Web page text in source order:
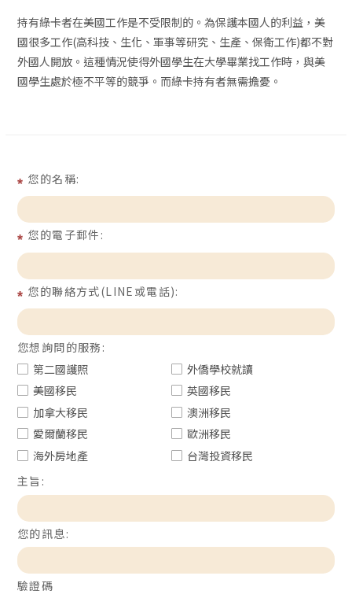
持有綠卡者在美國工作是不受限制的。為保護本國人的利益，美
國很多工作(高科技、生化、軍事等研究、生產、保衛工作)都不對
外國人開放。這種情況使得外國學生在大學畢業找工作時，與美
國學生處於極不平等的競爭。而綠卡持有者無需擔憂。
您的名稱:
您的電子郵件:
您的聯絡方式(LINE或電話):
您想詢問的服務:
第二國護照
外僑學校就讀
美國移民
英國移民
加拿大移民
澳洲移民
愛爾蘭移民
歐洲移民
海外房地產
台灣投資移民
主旨:
您的訊息:
驗證碼